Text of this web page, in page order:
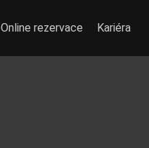
Online rezervace Kariéra